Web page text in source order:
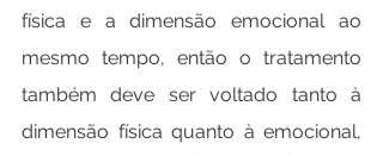
física e a dimensão emocional ao
mesmo tempo, então o tratamento
também deve ser voltado tanto à
dimensão física quanto à emocional,